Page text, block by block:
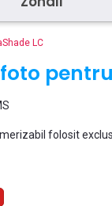
LC
folosit